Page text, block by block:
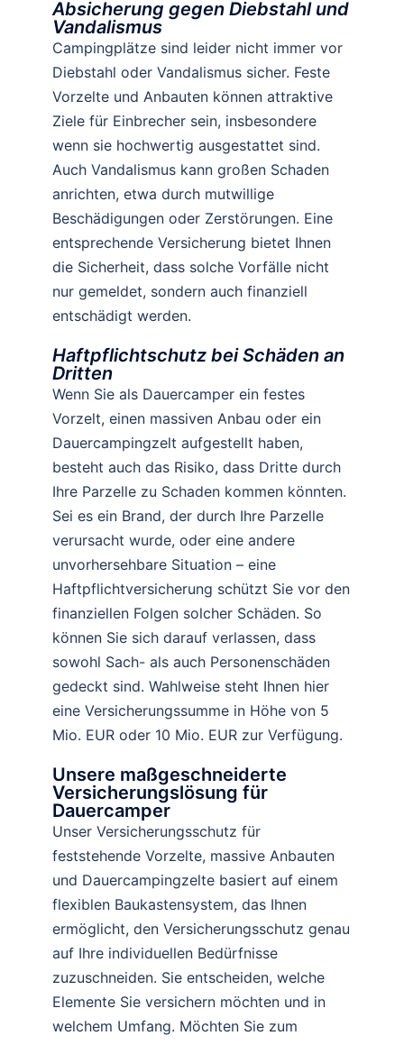
Absicherung gegen Diebstahl und
Vandalismus
Campingplätze sind leider nicht immer vor
Diebstahl oder Vandalismus sicher. Feste
Vorzelte und Anbauten können attraktive
Ziele für Einbrecher sein, insbesondere
wenn sie hochwertig ausgestattet sind.
Auch Vandalismus kann großen Schaden
anrichten, etwa durch mutwillige
Beschädigungen oder Zerstörungen. Eine
entsprechende Versicherung bietet Ihnen
die Sicherheit, dass solche Vorfälle nicht
nur gemeldet, sondern auch finanziell
entschädigt werden.
Haftpflichtschutz bei Schäden an
Dritten
Wenn Sie als Dauercamper ein festes
Vorzelt, einen massiven Anbau oder ein
Dauercampingzelt aufgestellt haben,
besteht auch das Risiko, dass Dritte durch
Ihre Parzelle zu Schaden kommen könnten.
Sei es ein Brand, der durch Ihre Parzelle
verursacht wurde, oder eine andere
unvorhersehbare Situation – eine
Haftpflichtversicherung schützt Sie vor den
finanziellen Folgen solcher Schäden. So
können Sie sich darauf verlassen, dass
sowohl Sach- als auch Personenschäden
gedeckt sind. Wahlweise steht Ihnen hier
eine Versicherungssumme in Höhe von 5
Mio. EUR oder 10 Mio. EUR zur Verfügung.
Unsere maßgeschneiderte
Versicherungslösung für
Dauercamper
Unser Versicherungsschutz für
feststehende Vorzelte, massive Anbauten
und Dauercampingzelte basiert auf einem
flexiblen Baukastensystem, das Ihnen
ermöglicht, den Versicherungsschutz genau
auf Ihre individuellen Bedürfnisse
zuzuschneiden. Sie entscheiden, welche
Elemente Sie versichern möchten und in
welchem Umfang. Möchten Sie zum